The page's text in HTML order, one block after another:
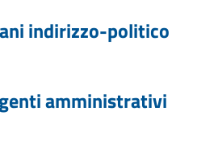
indirizzo-politico
amministrativi